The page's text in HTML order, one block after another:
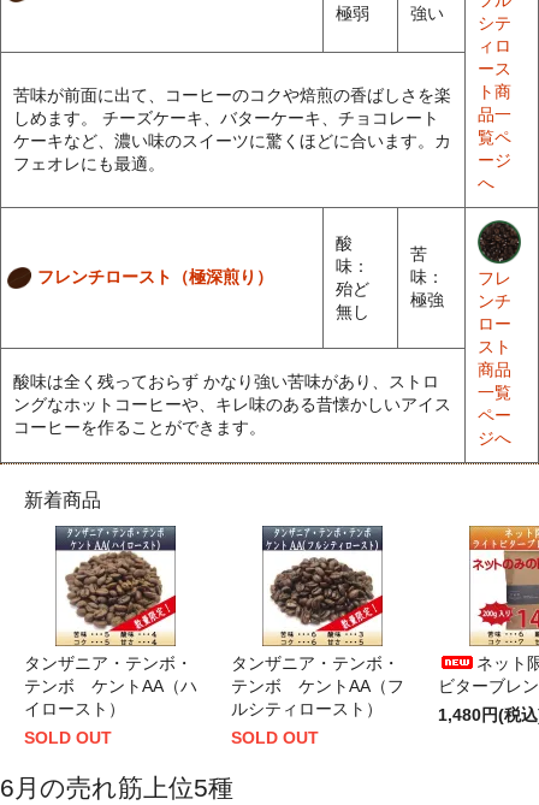
極弱
強い
シテ
ィロ
ース
ト商
品一
覧ペ
ージ
へ
苦味が前面に出て、コーヒーのコクや焙煎の香ばしさを楽
しめます。 チーズケーキ、バターケーキ、チョコレート
ケーキなど、濃い味のスイーツに驚くほどに合います。カ
フェオレにも最適。
フレンチロースト（極深煎り）
酸
味：
殆ど
無し
苦
味：
極強
フレ
ンチ
ロー
スト
商品
一覧
ペー
ジへ
酸味は全く残っておらず かなり強い苦味があり、ストロ
ングなホットコーヒーや、キレ味のある昔懐かしいアイス
コーヒーを作ることができます。
新着商品
タンザニア・テンボ・
テンボ ケントAA（ハ
イロースト）
SOLD OUT
タンザニア・テンボ・
テンボ ケントAA（フ
ルシティロースト）
SOLD OUT
ネット
ビターブレ
1,480円(税
6月の売れ筋上位5種